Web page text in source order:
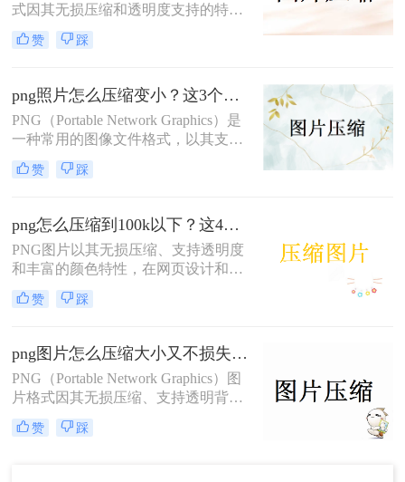
式因其无损压缩和透明度支持的特点
而受到设计师和开发者的青睐。然
而，这些优点也意味着PNG文件往往
间。当需要将PNG图片压缩到500KB
以内时，可以采取一系列有效的措施
来达到目标。那么png图片怎么压缩
到500k以内呢？本文将指导你通过不
同的方法来实现这一目的。
赞 踩
png照片怎么压缩变小？这3个压缩方法帮你轻松解决！
PNG（Portable Network Graphics）是
一种常用的图像文件格式，以其支持
透明度和无损压缩而著称。然而，这
些特性往往意味着PNG文件的体积较
个问题。那么png照片怎么压缩变小
呢？下面是一些实用的方法和技巧。
赞 踩
png怎么压缩到100k以下？这4种压缩方法值得收藏!！
PNG图片以其无损压缩、支持透明度
和丰富的颜色特性，在网页设计和图
形制作中扮演着重要角色。然而，这
种高质量也伴随着相对较大的文件体
100K以下，以满足特定的存储需求或
网络传输限制。那么png怎么压缩到
100k以下呢？以下是一些有效的方法
和步骤，帮助您实现这一目标。
赞 踩
png图片怎么压缩大小又不损失画质？这几种方法有效快速解决！
PNG（Portable Network Graphics）图
片格式因其无损压缩、支持透明背景
及丰富的颜色层次而备受青睐，广泛
应用于网页设计、图标制作、图形设
赞 踩